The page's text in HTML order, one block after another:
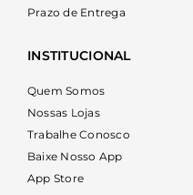
eventos formais. Também
cotidianas.
Macacão pantalona
Esse modelo possui
absoluto para a rotina de
INSTITUCIONAL
Quem Somos
Nossas Lojas
Trabalhe Conosco
Baixe Nosso App
App Store
Prazo de Entrega